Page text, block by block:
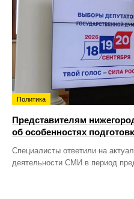
Политика
Представителям
об особенностях
Специалисты ответили на
деятельности СМИ в период